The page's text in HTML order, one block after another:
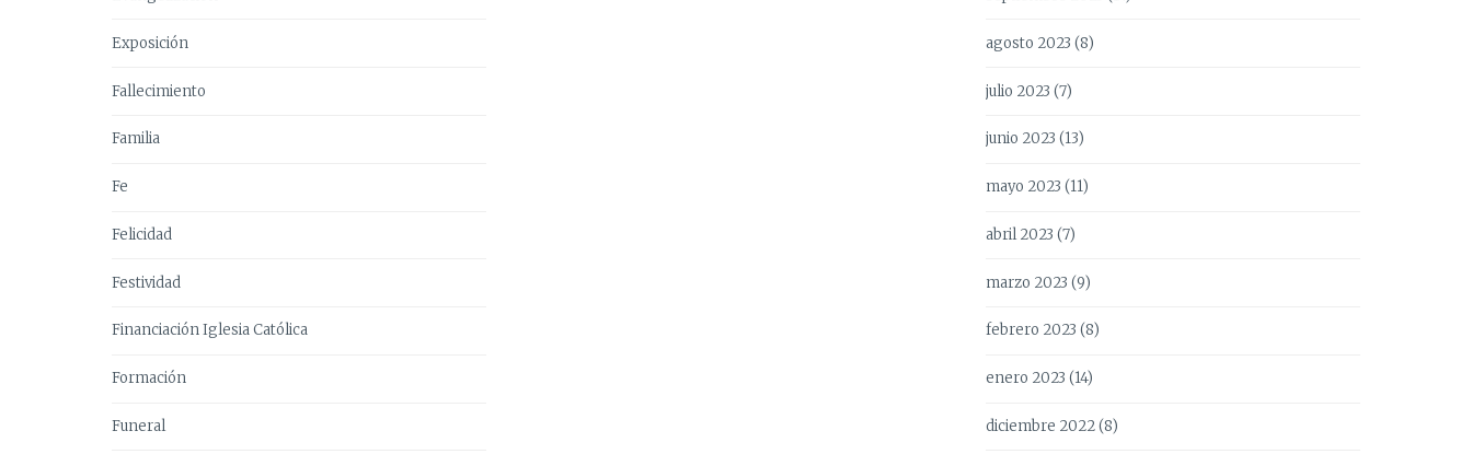
Exposición
Fallecimiento
Familia
Fe
Felicidad
Festividad
Financiación Iglesia Católica
Formación
Funeral
agosto 2023 (8)
julio 2023 (7)
junio 2023 (13)
mayo 2023 (11)
abril 2023 (7)
marzo 2023 (9)
febrero 2023 (8)
enero 2023 (14)
diciembre 2022(8)